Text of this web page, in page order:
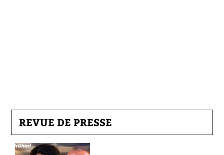
REVUE DE PRESSE